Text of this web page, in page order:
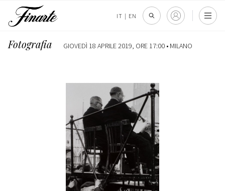
IT | EN
Fotografia GIOVEDÌ 18 APRILE 2019, ORE 17:00 • MILANO